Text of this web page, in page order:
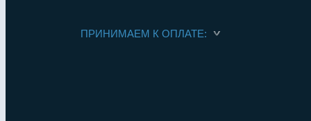
ПРИНИМАЕМ К ОПЛАТЕ: